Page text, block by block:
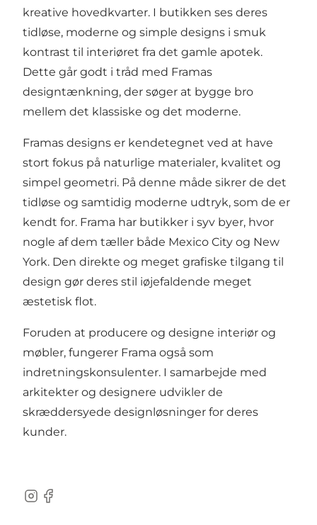
kreative hovedkvarter. I butikken ses deres
tidløse, moderne og simple designs i smuk
kontrast til interiøret fra det gamle apotek.
Dette går godt i tråd med Framas
designtænkning, der søger at bygge bro
mellem det klassiske og det moderne.
Framas designs er kendetegnet ved at have
stort fokus på naturlige materialer, kvalitet og
simpel geometri. På denne måde sikrer de det
tidløse og samtidig moderne udtryk, som de er
kendt for. Frama har butikker i syv byer, hvor
nogle af dem tæller både Mexico City og New
York. Den direkte og meget grafiske tilgang til
design gør deres stil iøjefaldende meget
æstetisk flot.
Foruden at producere og designe interiør og
møbler, fungerer Frama også som
indretningskonsulenter. I samarbejde med
arkitekter og designere udvikler de
skræddersyede designløsninger for deres
kunder.
Instagram
Facebook